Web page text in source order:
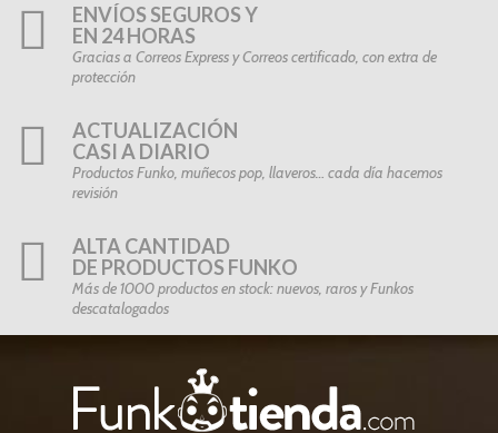
ENVÍOS SEGUROS Y
EN 24 HORAS
Gracias a Correos Express y Correos certificado, con extra de
protección
ACTUALIZACIÓN
CASI A DIARIO
Productos Funko, muñecos pop, llaveros… cada día hacemos
revisión
ALTA CANTIDAD
DE PRODUCTOS FUNKO
Más de 1000 productos en stock: nuevos, raros y Funkos
descatalogados